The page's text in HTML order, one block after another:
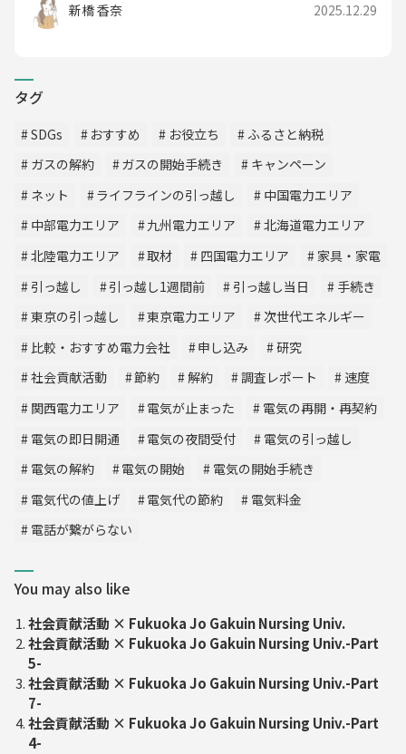
新橋 香奈 2025.12.29
タグ
SDGs おすすめ お役立ち
ふるさと納税
ガスの解約
ガスの開始手続き
キャンペーン
ネット
ライフラインの引っ越し
中国電力エリア
中部電力エリア
九州電力エリア
北海道電力エリア
北陸電力エリア
取材 四国電力エリア
家具・家電
引っ越し
引っ越し1週間前 引っ越し当日
手続き
東京の引っ越し
東京電力エリア
次世代エネルギー
比較・おすすめ電力会社
申し込み
研究
社会貢献活動
節約 解約 調査レポート
速度
関西電力エリア
電気が止まった
電気の再開・再契約
電気の即日開通
電気の夜間受付
電気の引っ越し
電気の解約
電気の開始
電気の開始手続き
電気代の値上げ
電気代の節約
電気料金
電話が繋がらない
You may also like
社会貢献活動 × Fukuoka Jo Gakuin Nursing Univ.
社会貢献活動 × Fukuoka Jo Gakuin Nursing Univ.-Part
5-
社会貢献活動 × Fukuoka Jo Gakuin Nursing Univ.-Part
7-
社会貢献活動 × Fukuoka Jo Gakuin Nursing Univ.-Part
4-